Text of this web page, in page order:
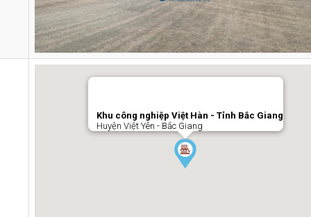
Khu công nghiệp Việt Hàn - Tỉnh Bắc Giang
Huyện Việt Yên - Bắc Giang